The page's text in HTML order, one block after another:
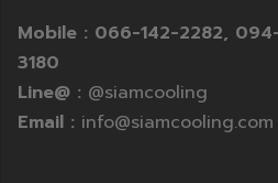
Mobile : 066-142-2282,
3180
Line@ : @siamcooling
Email : info@siamcooling.com